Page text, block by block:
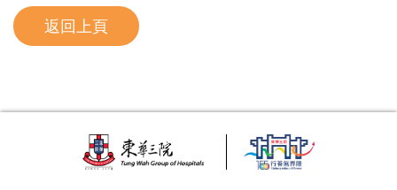
返回上頁